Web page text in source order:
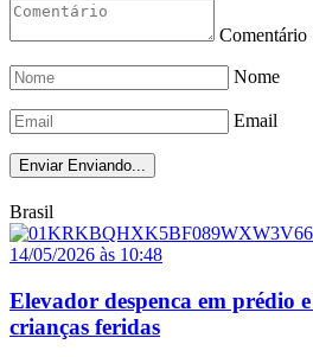
Comentário
Nome
Email
Enviar Enviando...
Brasil
14/05/2026 às 10:48
Elevador despenca em prédio
crianças feridas